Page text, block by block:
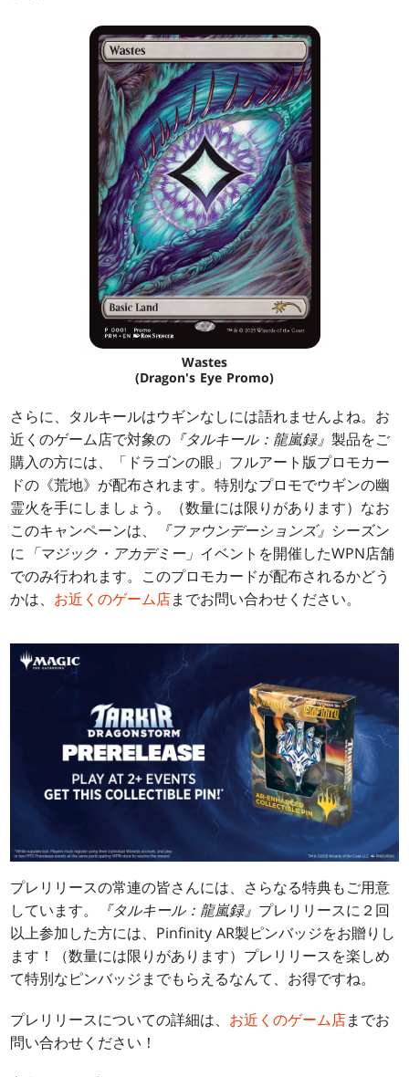
Wastes
(Dragon's Eye Promo)
さらに、タルキールはウギンなしには語れませんよね。お
近くのゲーム店で対象の 『タルキール：龍嵐録』製品をご
購入の方には、「ドラゴンの眼」フルアート版プロモカー
ドの《荒地》が配布されます。特別なプロモでウギンの幽
霊火を手にしましょう。（数量には限りがあります）なお
このキャンペーンは、
『ファウンデーションズ』 シーズン
に 「マジック・アカデミー」 イベントを開催したWPN店舗
でのみ行われます。このプロモカードが配布されるかどう
かは、 お近くのゲーム店までお問い合わせください。
プレリリースの常連の皆さんには、さらなる特典もご用意
しています。
『タルキール：龍嵐録』 プレリリースに２回
以上参加した方には、Pinfinity AR製ピンバッジをお贈りし
ます！（数量には限りがあります）プレリリースを楽しめ
て特別なピンバッジまでもらえるなんて、お得ですね。
プレリリースについての詳細は、 お近くのゲーム店までお
問い合わせください！